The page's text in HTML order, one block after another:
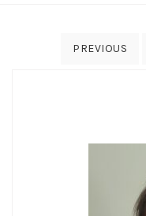
PREVIOUS